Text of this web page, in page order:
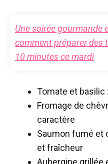
Une soirée gourmande
comment préparer des
10 minutes ce mardi
Tomate et
Fromage de
caractère
Saumon fumé et
et fraîcheur